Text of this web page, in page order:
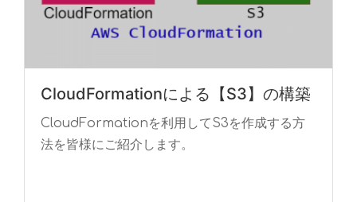
CloudFormationによる【S3】の構築
CloudFormationを利用してS3を作成する方
法を皆様にご紹介します。